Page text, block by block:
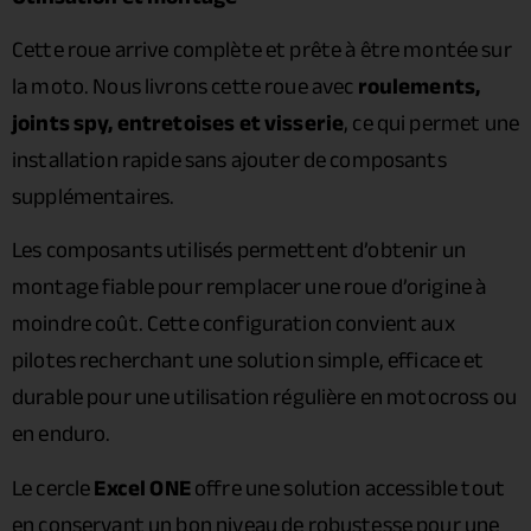
Cette roue arrive complète et prête à être montée sur
la moto. Nous livrons cette roue avecroulements,
joints spy, entretoises et visserie, ce qui permet une
installation rapide sans ajouter de composants
supplémentaires.
Les composants utilisés permettent d’obtenir un
montage fiable pour remplacer une roue d’origine à
moindre coût. Cette configuration convient aux
pilotes recherchant une solution simple, efficace et
durable pour une utilisation régulière en motocross ou
en enduro.
Le cercleExcel ONEoffre une solution accessible tout